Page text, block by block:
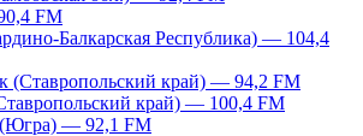
FM
Балкарская Республика) — 104,4
(Ставропольский край) — 94,2 FM
край) — 100,4 FM
— 92,1 FM